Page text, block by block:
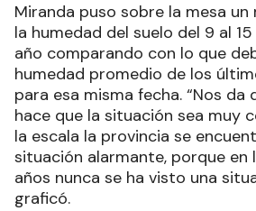
Miranda puso sobre la mesa un
la humedad del suelo del 9 al
año comparando con lo que
humedad promedio de los
para esa misma fecha. “Nos da
hace que la situación sea muy
la escala la provincia se
situación alarmante, porque en
años nunca se ha visto una
graficó.